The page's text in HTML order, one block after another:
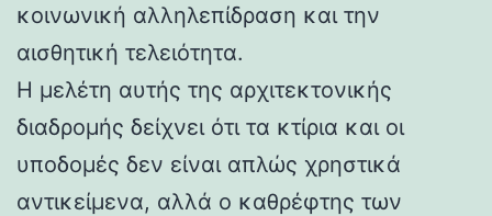
κοινωνική αλληλεπίδραση και την
αισθητική τελειότητα.
Η μελέτη αυτής της αρχιτεκτονικής
διαδρομής δείχνει ότι τα κτίρια και οι
υποδομές δεν είναι απλώς χρηστικά
αντικείμενα, αλλά ο καθρέφτης των